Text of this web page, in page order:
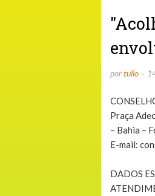
portulio
Praça
– Bahia –
E-mail:
DADOS